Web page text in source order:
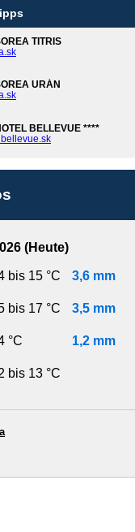
TITRIS
URÁN
BELLEVUE ****
(Heute)
bis 15 °C 3,6 mm
bis 17 °C 3,5 mm
°C 1,2 mm
bis 13 °C